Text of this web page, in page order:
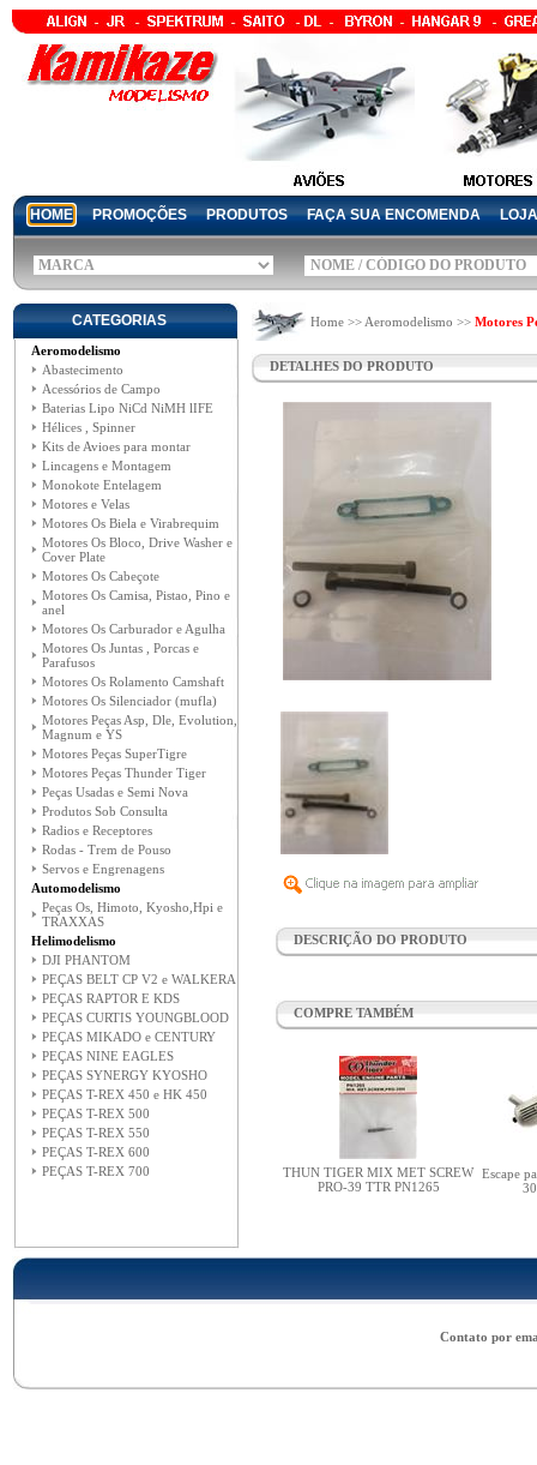
HOME PROMOÇÕES PRODUTOS FAÇA SUA ENCOMENDA LOJA
CATEGORIAS
Aeromodelismo
Abastecimento
Acessórios de Campo
Baterias Lipo NiCd NiMH lIFE
Hélices , Spinner
Kits de Avioes para montar
Lincagens e Montagem
Monokote Entelagem
Motores e Velas
Motores Os Biela e Virabrequim
Motores Os Bloco, Drive Washer e
Cover Plate
Motores Os Cabeçote
Motores Os Camisa, Pistao, Pino e
anel
Motores Os Carburador e Agulha
Motores Os Juntas , Porcas e
Parafusos
Motores Os Rolamento Camshaft
Motores Os Silenciador (mufla)
Motores Peças Asp, Dle, Evolution,
Magnum e YS
Motores Peças SuperTigre
Motores Peças Thunder Tiger
Peças Usadas e Semi Nova
Produtos Sob Consulta
Radios e Receptores
Rodas - Trem de Pouso
Servos e Engrenagens
Automodelismo
Peças Os, Himoto, Kyosho,Hpi e
TRAXXAS
Helimodelismo
DJI PHANTOM
PEÇAS BELT CP V2 e WALKERA
PEÇAS RAPTOR E KDS
PEÇAS CURTIS YOUNGBLOOD
PEÇAS MIKADO e CENTURY
PEÇAS NINE EAGLES
PEÇAS SYNERGY KYOSHO
PEÇAS T-REX 450 e HK 450
PEÇAS T-REX 500
PEÇAS T-REX 550
PEÇAS T-REX 600
PEÇAS T-REX 700
Home >> Aeromodelismo >> Motores
DETALHES DO PRODUTO
DESCRIÇÃO DO PRODUTO
COMPRE TAMBÉM
THUN TIGER MIX MET SCREW
PRO-39 TTR PN1265
Escape
Contato por